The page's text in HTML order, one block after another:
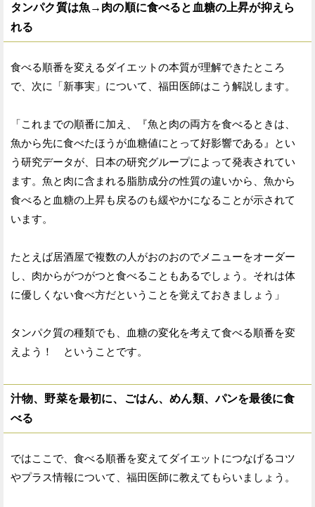
タンパク質は魚→肉の順に食べると血糖の上昇が抑えら
れる
食べる順番を変えるダイエットの本質が理解できたところ
で、次に「新事実」について、福田医師はこう解説します。
「これまでの順番に加え、『魚と肉の両方を食べるときは、
魚から先に食べたほうが血糖値にとって好影響である』とい
う研究データが、日本の研究グループによって発表されてい
ます。魚と肉に含まれる脂肪成分の性質の違いから、魚から
食べると血糖の上昇も戻るのも緩やかになることが示されて
います。
たとえば居酒屋で複数の人がおのおのでメニューをオーダー
し、肉からがつがつと食べることもあるでしょう。それは体
に優しくない食べ方だということを覚えておきましょう」
タンパク質の種類でも、血糖の変化を考えて食べる順番を変
えよう！ ということです。
汁物、野菜を最初に、ごはん、めん類、パンを最後に食
べる
ではここで、食べる順番を変えてダイエットにつなげるコツ
やプラス情報について、福田医師に教えてもらいましょう。